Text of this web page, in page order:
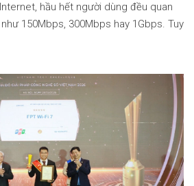
hầu hết người dùng đều quan
150Mbps, 300Mbps hay 1Gbps. Tuy